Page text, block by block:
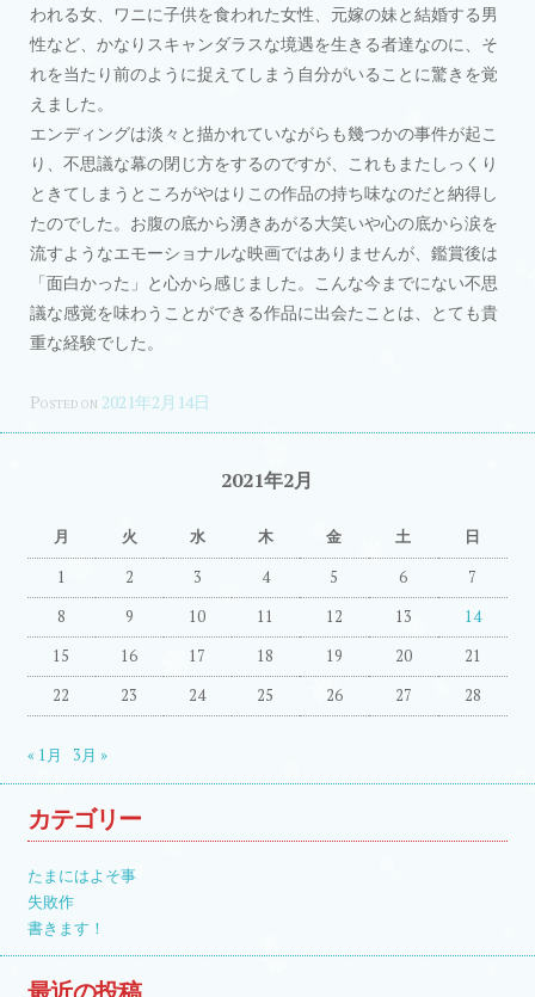
われる女、ワニに子供を食われた女性、元嫁の妹と結婚する男
性など、かなりスキャンダラスな境遇を生きる者達なのに、そ
れを当たり前のように捉えてしまう自分がいることに驚きを覚
えました。
エンディングは淡々と描かれていながらも幾つかの事件が起こ
り、不思議な幕の閉じ方をするのですが、これもまたしっくり
ときてしまうところがやはりこの作品の持ち味なのだと納得し
たのでした。お腹の底から湧きあがる大笑いや心の底から涙を
流すようなエモーショナルな映画ではありませんが、鑑賞後は
「面白かった」と心から感じました。こんな今までにない不思
議な感覚を味わうことができる作品に出会たことは、とても貴
重な経験でした。
Posted on 2021年2月14日
2021年2月
月 火 水 木 金 土 日
1 2 3 4 5 6
7
8
9 10 11 12 13
14
15
16 17 18 19 20
21
22
23 24 25 26 27 28
« 1月 3月 »
カテゴリー
たまにはよそ事
失敗作
書きます！